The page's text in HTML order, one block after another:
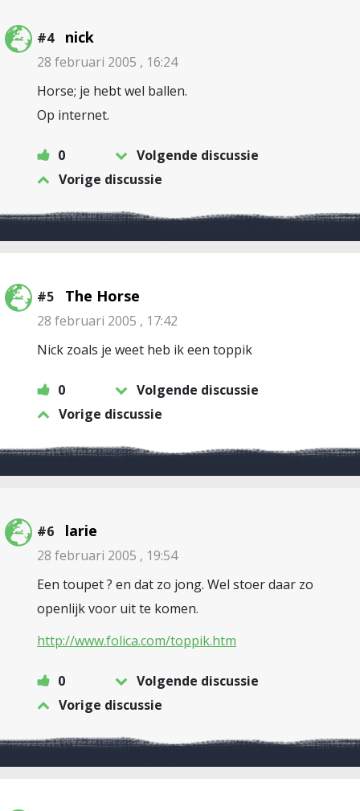
#4 nick
28 februari 2005 , 16:24
Horse; je hebt wel ballen.
Op internet.
0
Volgende discussie
Vorige discussie
#5 The Horse
28 februari 2005 , 17:42
Nick zoals je weet heb ik een toppik
0
Volgende discussie
Vorige discussie
#6 larie
28 februari 2005 , 19:54
Een toupet ? en dat zo jong. Wel stoer daar zo
openlijk voor uit te komen.
http://www.folica.com/toppik.htm
0
Volgende discussie
Vorige discussie